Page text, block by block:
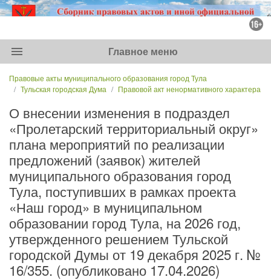
menu Главное меню
Правовые акты муниципального образования город Тула
Тульская городская Дума
Правовой акт ненормативного характера
О внесении изменения в подраздел
«Пролетарский территориальный округ»
плана мероприятий по реализации
предложений (заявок) жителей
муниципального образования город
Тула, поступивших в рамках проекта
«Наш город» в муниципальном
образовании город Тула, на 2026 год,
утвержденного решением Тульской
городской Думы от 19 декабря 2025 г. №
16/355. (опубликовано 17.04.2026)